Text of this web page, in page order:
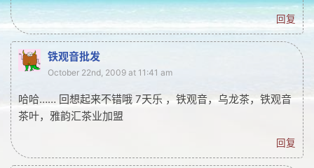
Nav
归档
回复
铁观音批发
October 22nd, 2009 at 11:41 am
哈哈…… 回想起来不错哦 7天乐 ，铁观音，乌龙茶，铁观音
茶叶，雅韵汇茶业加盟
回复